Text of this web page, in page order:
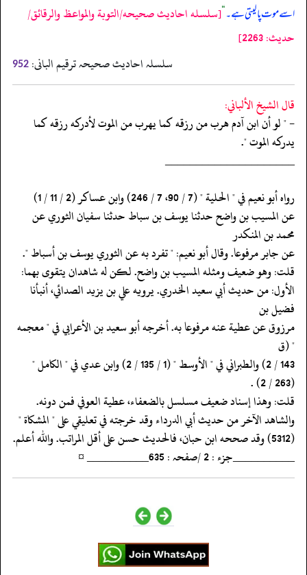
اسے موت پا لیتی ہے۔“[سلسله احاديث صحيحه/التوبة والمواعظ والرقائق/
حدیث: 2263]
سلسلہ احادیث صحیحہ ترقیم البانی: 952
قال الشيخ الألباني:
- " لو أن ابن آدم هرب من رزقه كما يهرب من الموت لأدركه رزقه كما
يدركه الموت ".
‏‏‏‏_____________________
‏‏‏‏رواه أبو نعيم في " الحلية " (7 / 90، 7 / 246) وابن عساكر (2 / 11 / 1)
‏‏‏‏عن المسيب بن واضح حدثنا يوسف بن سباط حدثنا سفيان الثوري عن
محمد بن المنكدر
‏‏‏‏عن جابر مرفوعا. وقال أبو نعيم: " تفرد به عن الثوري يوسف بن أسباط ".
‏‏‏‏قلت: وهو ضعيف ومثله المسيب بن واضح. لكن له شاهدان يتقوى بهما:
‏‏‏‏الأول: من حديث أبي سعيد الخدري. يرويه علي بن يزيد الصدائي، أنبأنا
فضيل بن
‏‏‏‏مرزوق عن عطية عنه مرفوعا به. أخرجه أبو سعيد بن الأعرابي في " معجمه
" (ق
‏‏‏‏(263 / 2) .
‏‏‏‏قلت: وهذا إسناد ضعيف مسلسل بالضعفاء، عطية العوفي فمن دونه.
‏‏‏‏والشاهد الآخر من حديث أبي الدرداء وقد خرجته في تعليقي على " المشكاة "
‏‏‏‏(5312) وقد صححه ابن حبان، فالحديث حسن على أقل المراتب. والله أعلم.
‏‏‏‏__________جزء : 2 /صفحہ : 635__________ ¤